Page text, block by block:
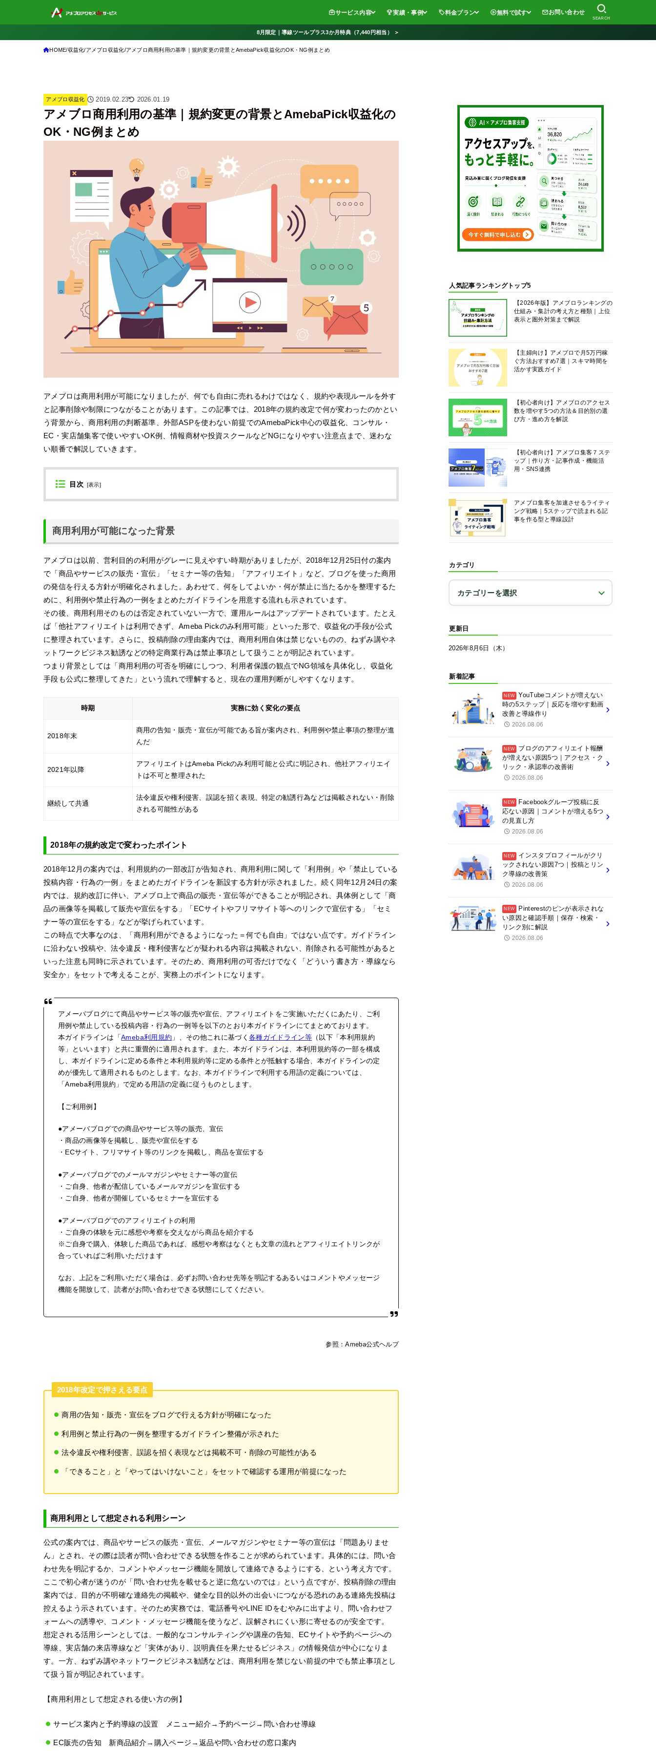
サービス内容 実績・事例 料金プラン 無料で試す お問い合わせ
SEARCH
8月限定｜導線ツールプラス3か月特典（7,440円相当） ＞
HOME 収益化 アメブロ収益化 アメブロ商用利用の基準｜規約変更の背景とAmebaPick収益化のOK・NG例まとめ
アメブロ収益化 2019.02.23 2026.01.19
アメブロ商用利用の基準｜規約変更の背景とAmebaPick収益化の
OK・NG例まとめ
アメブロは商用利用が可能になりましたが、何でも自由に売れるわけではなく、規約や表現ルールを外す
と記事削除や制限につながることがあります。この記事では、2018年の規約改定で何が変わったのかとい
う背景から、商用利用の判断基準、外部ASPを使わない前提でのAmebaPick中心の収益化、コンサル・
EC・実店舗集客で使いやすいOK例、情報商材や投資スクールなどNGになりやすい注意点まで、迷わな
い順番で解説していきます。
目次 [表示]
商用利用が可能になった背景
アメブロは以前、営利目的の利用がグレーに見えやすい時期がありましたが、2018年12月25日付の案内
で「商品やサービスの販売・宣伝」「セミナー等の告知」「アフィリエイト」など、ブログを使った商用
の発信を行える方針が明確化されました。あわせて、何をしてよいか・何が禁止に当たるかを整理するた
めに、利用例や禁止行為の一例をまとめたガイドラインを用意する流れも示されています。
その後、商用利用そのものは否定されていない一方で、運用ルールはアップデートされています。たとえ
ば「他社アフィリエイトは利用できず、Ameba Pickのみ利用可能」といった形で、収益化の手段が公式
に整理されています。さらに、投稿削除の理由案内では、商用利用自体は禁じないものの、ねずみ講やネ
ットワークビジネス勧誘などの特定商業行為は禁止事項として扱うことが明記されています。
つまり背景としては「商用利用の可否を明確にしつつ、利用者保護の観点でNG領域を具体化し、収益化
手段も公式に整理してきた」という流れで理解すると、現在の運用判断がしやすくなります。
時期 実務に効く変化の要点
2018年末
商用の告知・販売・宣伝が可能である旨が案内され、利用例や禁止事項の整理が進
んだ
2021年以降
アフィリエイトはAmeba Pickのみ利用可能と公式に明記され、他社アフィリエイ
トは不可と整理された
継続して共通
法令違反や権利侵害、誤認を招く表現、特定の勧誘行為などは掲載されない・削除
される可能性がある
2018年の規約改定で変わったポイント
2018年12月の案内では、利用規約の一部改訂が告知され、商用利用に関して「利用例」や「禁止している
投稿内容・行為の一例」をまとめたガイドラインを新設する方針が示されました。続く同年12月24日の案
内では、規約改訂に伴い、アメブロ上で商品の販売・宣伝等ができることが明記され、具体例として「商
品の画像等を掲載して販売や宣伝をする」「ECサイトやフリマサイト等へのリンクで宣伝する」「セミ
ナー等の宣伝をする」などが挙げられています。
この時点で大事なのは、「商用利用ができるようになった＝何でも自由」ではない点です。ガイドライン
に沿わない投稿や、法令違反・権利侵害などが疑われる内容は掲載されない、削除される可能性があると
いった注意も同時に示されています。そのため、商用利用の可否だけでなく「どういう書き方・導線なら
安全か」をセットで考えることが、実務上のポイントになります。
アメーバブログにて商品やサービス等の販売や宣伝、アフィリエイトをご実施いただくにあたり、ご利
用例や禁止している投稿内容・行為の一例等を以下のとおり本ガイドラインにてまとめております。
本ガイドラインは「Ameba利用規約 」、その他これに基づく 各種ガイドライン等（以下「本利用規約
等」といいます）と共に重畳的に適用されます。また、本ガイドラインは、本利用規約等の一部を構成
し、本ガイドラインに定める条件と本利用規約等に定める条件とが抵触する場合、本ガイドラインの定
めが優先して適用されるものとします。なお、本ガイドラインで利用する用語の定義については、
「Ameba利用規約」で定める用語の定義に従うものとします。
【ご利用例】
●アメーバブログでの商品やサービス等の販売、宣伝
・商品の画像等を掲載し、販売や宣伝をする
・ECサイト、フリマサイト等のリンクを掲載し、商品を宣伝する
●アメーバブログでのメールマガジンやセミナー等の宣伝
・ご自身、他者が配信しているメールマガジンを宣伝する
・ご自身、他者が開催しているセミナーを宣伝する
●アメーバブログでのアフィリエイトの利用
・ご自身の体験を元に感想や考察を交えながら商品を紹介する
※ご自身で購入、体験した商品であれば、感想や考察はなくとも文章の流れとアフィリエイトリンクが
合っていればご利用いただけます
なお、上記をご利用いただく場合は、必ずお問い合わせ先等を明記するあるいはコメントやメッセージ
機能を開放して、読者がお問い合わせできる状態にしてください。
参照：Ameba公式ヘルプ
2018年改定で押さえる要点
商用の告知・販売・宣伝をブログで行える方針が明確になった
利用例と禁止行為の一例を整理するガイドライン整備が示された
法令違反や権利侵害、誤認を招く表現などは掲載不可・削除の可能性がある
「できること」と「やってはいけないこと」をセットで確認する運用が前提になった
商用利用として想定される利用シーン
公式の案内では、商品やサービスの販売・宣伝、メールマガジンやセミナー等の宣伝は「問題ありませ
ん」とされ、その際は読者が問い合わせできる状態を作ることが求められています。具体的には、問い合
わせ先を明記するか、コメントやメッセージ機能を開放して連絡できるようにする、という考え方です。
ここで初心者が迷うのが「問い合わせ先を載せると逆に危ないのでは」という点ですが、投稿削除の理由
案内では、目的が不明確な連絡先の掲載や、健全な目的以外の出会いにつながる恐れのある連絡先投稿は
控えるよう示されています。そのため実務では、電話番号やLINE IDをむやみに出すより、問い合わせフ
ォームへの誘導や、コメント・メッセージ機能を使うなど、誤解されにくい形に寄せるのが安全です。
想定される活用シーンとしては、一般的なコンサルティングや講座の告知、ECサイトや予約ページへの
導線、実店舗の来店導線など「実体があり、説明責任を果たせるビジネス」の情報発信が中心になりま
す。一方、ねずみ講やネットワークビジネス勧誘などは、商用利用を禁じない前提の中でも禁止事項とし
て扱う旨が明記されています。
【商用利用として想定される使い方の例】
サービス案内と予約導線の設置 メニュー紹介→予約ページ→問い合わせ導線
EC販売の告知 新商品紹介→購入ページ→返品や問い合わせの窓口案内
人気記事ランキングトップ5
【2026年版】アメブロランキングの
仕組み・集計の考え方と種類｜上位
表示と圏外対策まで解説
【主婦向け】アメブロで月5万円稼
ぐ方法おすすめ7選｜スキマ時間を
活かす実践ガイド
【初心者向け】アメブロのアクセス
数を増やす5つの方法＆目的別の選
び方・進め方を解説
【初心者向け】アメブロ集客７ステ
ップ｜作り方・記事作成・機能活
用・SNS連携
アメブロ集客を加速させるライティ
ング戦略｜5ステップで読まれる記
事を作る型と導線設計
カテゴリ
更新日
2026年8月6日（木）
新着記事
YouTubeコメントが増えない
時の5ステップ｜反応を増やす動画
改善と導線作り
2026.08.06
ブログのアフィリエイト報酬
が増えない原因5つ｜アクセス・ク
リック・承認率の改善術
2026.08.06
Facebookグループ投稿に反
応ない原因｜コメントが増える5つ
の見直し方
2026.08.06
インスタプロフィールがクリ
ックされない原因7つ｜投稿とリン
ク導線の改善策
2026.08.06
Pinterestのピンが表示されな
い原因と確認手順｜保存・検索・
リンク別に解説
2026.08.06